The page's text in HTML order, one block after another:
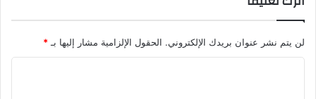
لن يتم نشر عنوان بريدك الإلكتروني. الحقول الإلزامية مشار إليها بـ *